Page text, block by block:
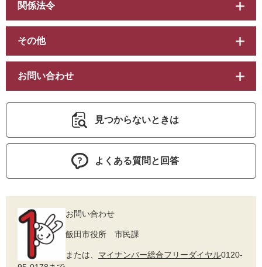
関係法令
その他
お問い合わせ
見つからないときは
よくある質問と回答
お問い合わせ
飯田市役所 市民課
または、 マイナンバー総合フリーダイヤル0120-